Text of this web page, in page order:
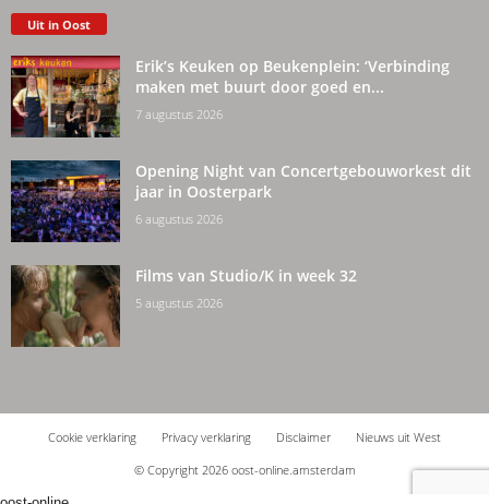
Uit in Oost
Erik’s Keuken op Beukenplein: ‘Verbinding
maken met buurt door goed en...
7 augustus 2026
Opening Night van Concertgebouworkest dit
jaar in Oosterpark
6 augustus 2026
Films van Studio/K in week 32
5 augustus 2026
Cookie verklaring Privacy verklaring Disclaimer
Nieuws uit West
© Copyright 2026 oost-online.amsterdam